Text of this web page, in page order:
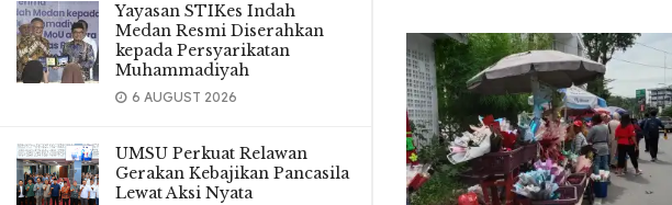
Yayasan STIKes Indah
Medan Resmi Diserahkan
kepada Persyarikatan
Muhammadiyah
6 AUGUST 2026
UMSU Perkuat Relawan
Gerakan Kebajikan Pancasila
Lewat Aksi Nyata